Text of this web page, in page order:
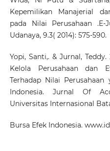
Kepemilikan Manajerial
pada Nilai Perusahaan .E-
Udanaya, 9.3( 2014): 575-590.
Yopi, Santi,. & Jurnal,
Kelola Perusahaan dan
Terhadap Nilai
Indonesia. Jurnal Of
Universitas Internasional
Bursa Efek Indonesia.